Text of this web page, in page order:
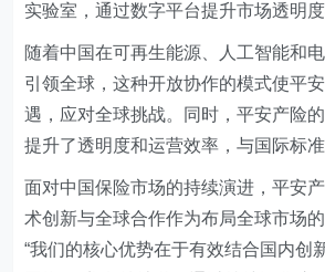
实验室，通过数字平台提升市场透明度
随着中国在可再生能源、人工智能和
引领全球，这种开放协作的模式使平
遇，应对全球挑战。同时，平安产险
提升了透明度和运营效率，与国际标准
面对中国保险市场的持续演进，平安
术创新与全球合作作为布局全球市场的
“我们的核心优势在于有效结合国内创